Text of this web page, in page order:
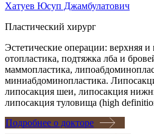
Хатуев Юсуп Джамбулатович
Пластический хирург
Эстетические операции: верхняя
отопластика, подтяжка лба и
маммопластика,
миниабдоминопластика.
липосакция шеи, липосакция
липосакция туловища (high
Подробнее о докторе